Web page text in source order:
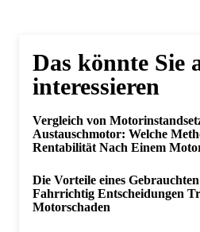
Das könnte Sie
interessieren
Vergleich von
Austauschmotor: Welche
Rentabilität Nach Einem
Die Vorteile eines
Fahrrichtig Entscheidungen
Motorschaden